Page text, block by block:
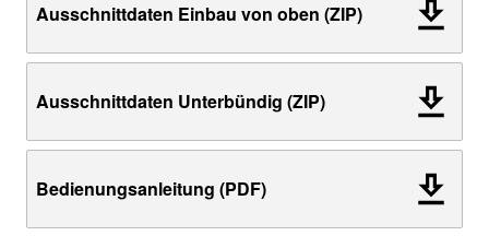
Ausschnittdaten Einbau von oben (ZIP)
Ausschnittdaten Unterbündig (ZIP)
Bedienungsanleitung (PDF)